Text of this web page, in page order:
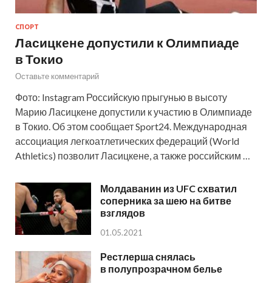
СПОРТ
Ласицкене допустили к Олимпиаде
в Токио
Оставьте комментарий
Фото: Instagram Российскую прыгунью в высоту
Марию Ласицкене допустили к участию в Олимпиаде
в Токио. Об этом сообщает Sport24. Международная
ассоциация легкоатлетических федераций (World
Athletics) позволит Ласицкене, а также российским …
Молдаванин из UFC схватил
соперника за шею на битве
взглядов
01.05.2021
Рестлерша снялась
в полупрозрачном белье